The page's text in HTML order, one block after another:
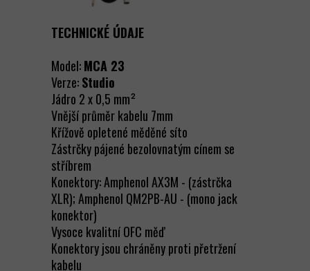
TECHNICKÉ ÚDAJE
Model:MCA 23
Verze:Studio
Jádro 2 x 0,5 mm²
Vnější průměr kabelu 7mm
Křížově opletené měděné síto
Zástrčky pájené bezolovnatým cínem se
stříbrem
Konektory: Amphenol AX3M - (zástrčka
XLR); Amphenol QM2PB-AU - (mono jack
konektor)
Vysoce kvalitní OFC měď
Konektory jsou chráněny proti přetržení
kabelu